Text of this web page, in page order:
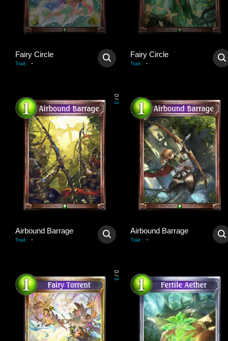
Fairy Circle
Trait : -
Fairy Circle
Trait : -
0
/
3
Airbound Barrage
Trait : -
Airbound Barrage
Trait : -
0
/
3